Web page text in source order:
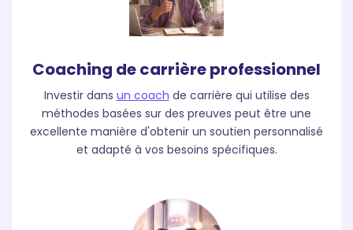
Coaching de carrière professionnel
Investir dans un coach de carrière qui utilise des
méthodes basées sur des preuves peut être une
excellente manière d'obtenir un soutien personnalisé
et adapté à vos besoins spécifiques.